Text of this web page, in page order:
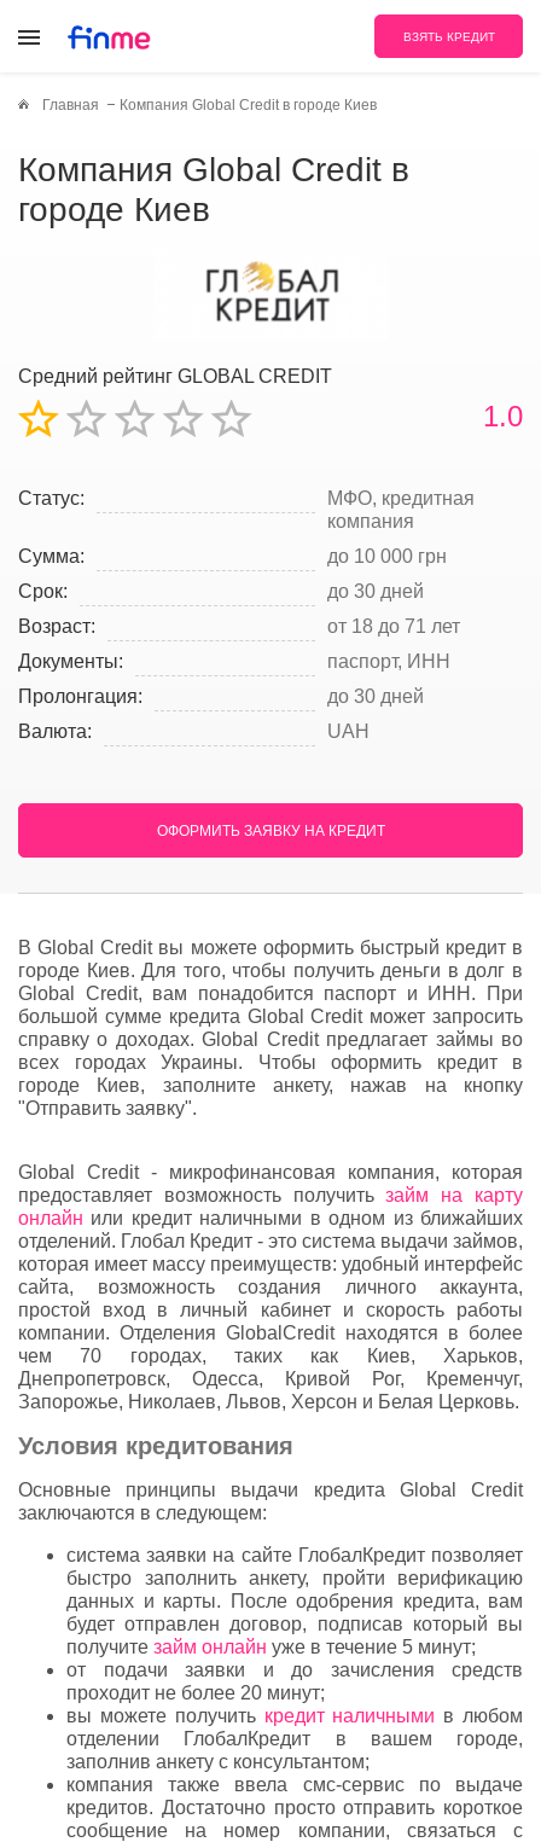
ВЗЯТЬ КРЕДИТ
Главная Компания Global Credit в городе Киев
Компания Global Credit в
городе Киев
Средний рейтинг GLOBAL CREDIT
1.0
Статус:
МФО, кредитная
компания
Сумма:
до 10 000 грн
Срок:
до 30 дней
Возраст:
от 18 до 71 лет
Документы:
паспорт, ИНН
Пролонгация:
до 30 дней
Валюта:
UAH
ОФОРМИТЬ ЗАЯВКУ НА КРЕДИТ
В Global Credit вы можете оформить быстрый кредит в
городе Киев. Для того, чтобы получить деньги в долг в
Global Credit, вам понадобится паспорт и ИНН. При
большой сумме кредита Global Credit может запросить
справку о доходах. Global Credit предлагает займы во
всех городах Украины. Чтобы оформить кредит в
городе Киев, заполните анкету, нажав на кнопку
"Отправить заявку".
Global Credit - микрофинансовая компания, которая
предоставляет возможность получитьзайм на карту
онлайн или кредит наличными в одном из ближайших
отделений. Глобал Кредит - это система выдачи займов,
которая имеет массу преимуществ: удобный интерфейс
сайта, возможность создания личного аккаунта,
простой вход в личный кабинет и скорость работы
компании. Отделения GlobalCredit находятся в более
чем 70 городах, таких как Киев, Харьков,
Днепропетровск, Одесса, Кривой Рог, Кременчуг,
Запорожье, Николаев, Львов, Херсон и Белая Церковь.
Условия кредитования
Основные принципы выдачи кредита Global Credit
заключаются в следующем:
система заявки на сайте ГлобалКредит позволяет
быстро заполнить анкету, пройти верификацию
данных и карты. После одобрения кредита, вам
будет отправлен договор, подписав который вы
получите займ онлайн уже в течение 5 минут;
от подачи заявки и до зачисления средств
проходит не более 20 минут;
вы можете получить кредит наличными в любом
отделении ГлобалКредит в вашем городе,
заполнив анкету с консультантом;
компания также ввела смс-сервис по выдаче
кредитов. Достаточно просто отправить короткое
сообщение на номер компании, связаться с